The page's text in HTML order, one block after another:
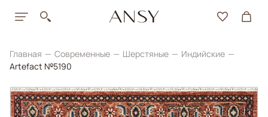
Главная Современные Шерстяные
Индийские
Artefact №5190